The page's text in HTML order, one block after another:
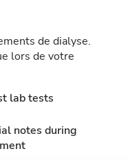
de dialyse.
lors de votre
lab tests
notes during